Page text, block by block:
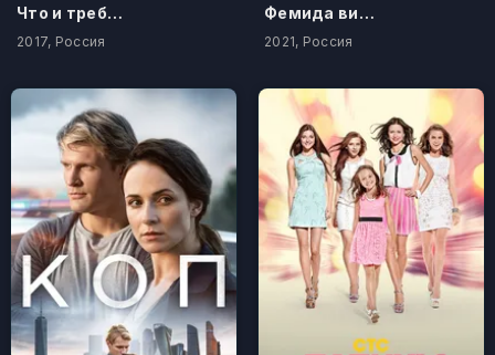
Что и требовалось доказать
2017, Россия
Фемида видит
2021, Россия